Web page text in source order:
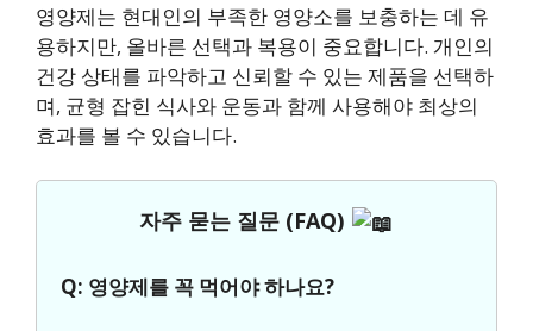
영양제는 현대인의 부족한 영양소를 보충하는 데 유
용하지만, 올바른 선택과 복용이 중요합니다. 개인의
건강 상태를 파악하고 신뢰할 수 있는 제품을 선택하
며, 균형 잡힌 식사와 운동과 함께 사용해야 최상의
효과를 볼 수 있습니다.
자주 묻는 질문 (FAQ)
Q: 영양제를 꼭 먹어야 하나요?